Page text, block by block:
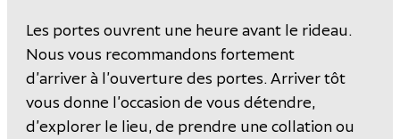
Les portes ouvrent une heure avant le rideau.
Nous vous recommandons fortement
d’arriver à l’ouverture des portes. Arriver tôt
vous donne l’occasion de vous détendre,
d’explorer le lieu, de prendre une collation ou